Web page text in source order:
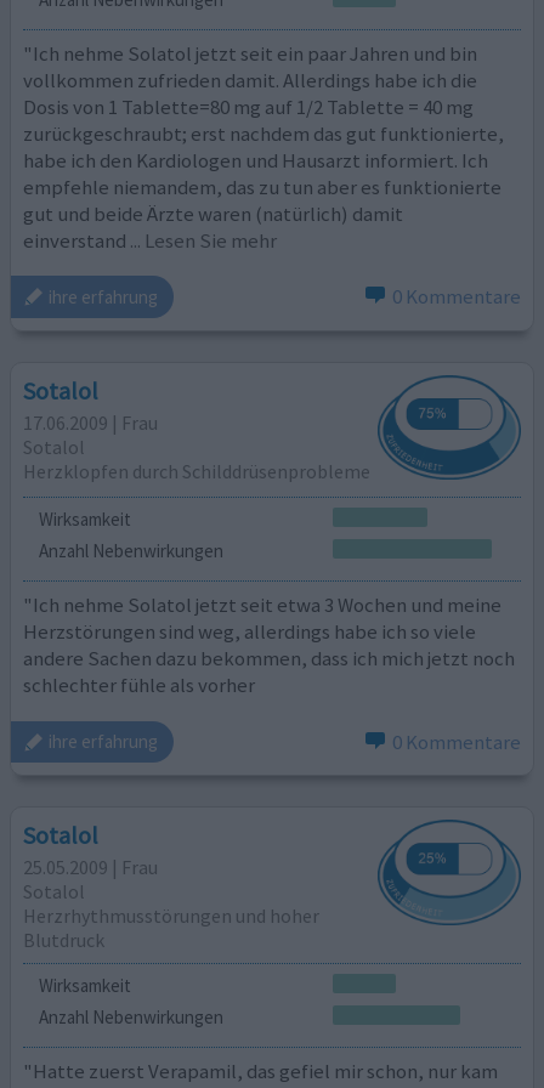
"Ich nehme Solatol jetzt seit ein paar Jahren und bin
vollkommen zufrieden damit. Allerdings habe ich die
Dosis von 1 Tablette=80 mg auf 1/2 Tablette = 40 mg
zurückgeschraubt; erst nachdem das gut funktionierte,
habe ich den Kardiologen und Hausarzt informiert. Ich
empfehle niemandem, das zu tun aber es funktionierte
gut und beide Ärzte waren (natürlich) damit
einverstand ... Lesen Sie mehr
ihre erfahrung 0 Kommentare
Sotalol
17.06.2009 | Frau
Sotalol
Herzklopfen durch Schilddrüsenprobleme
Wirksamkeit
Anzahl Nebenwirkungen
"Ich nehme Solatol jetzt seit etwa 3 Wochen und meine
Herzstörungen sind weg, allerdings habe ich so viele
andere Sachen dazu bekommen, dass ich mich jetzt noch
schlechter fühle als vorher
ihre erfahrung 0 Kommentare
Sotalol
25.05.2009 | Frau
Sotalol
Herzrhythmusstörungen und hoher
Blutdruck
Wirksamkeit
Anzahl Nebenwirkungen
"Hatte zuerst Verapamil, das gefiel mir schon, nur kam